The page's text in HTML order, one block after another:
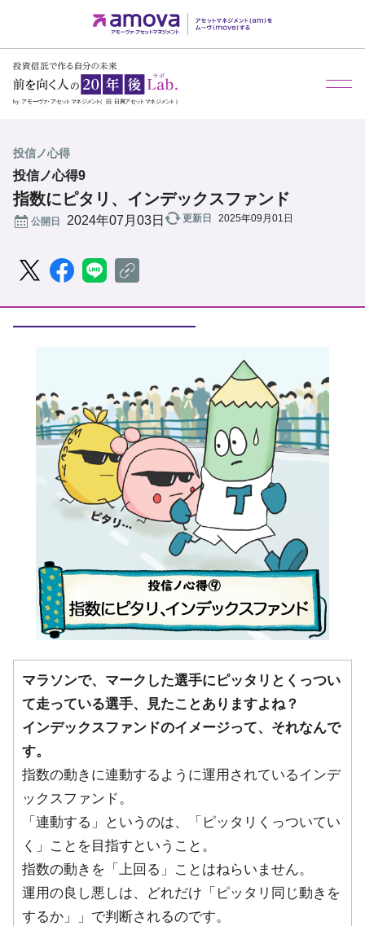
投信ノ心得
投信ノ心得9
指数にピタリ、インデックスファンド
公開日 更新日 2025年09月01日
マラソンで、マークした選手にピッタリとくっつい
て走っている選手、見たことありますよね？
インデックスファンドのイメージって、それなんで
す。
指数の動きに連動するように運用されているインデ
ックスファンド。
「連動する」というのは、「ピッタリくっついてい
く」ことを目指すということ。
指数の動きを「上回る」ことはねらいません。
運用の良し悪しは、どれだけ「ピッタリ同じ動きを
するか」」で判断されるのです。